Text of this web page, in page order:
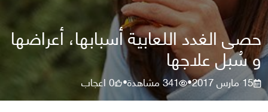
حصى الغدد اللعابية أسبابها، أعراضها
و سُبل علاجها
15 مارس 2017 •
341مشاهدة•
0اعجاب